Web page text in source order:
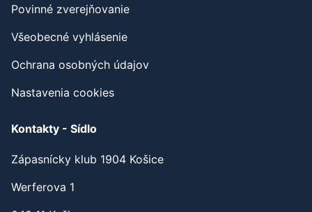
Povinné zverejňovanie
Všeobecné vyhlásenie
Ochrana osobných údajov
Nastavenia cookies
Kontakty - Sídlo
Zápasnícky klub 1904 Košice
Werferova 1